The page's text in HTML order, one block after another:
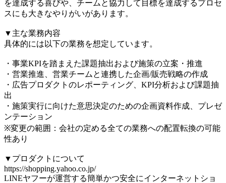
を達成する喜びや、チームと協力して目標を達成するプロセ
スにも大きなやりがいがあります。
▼主な業務内容
具体的には以下の業務を想定しています。
・事業KPIを踏まえた課題抽出および施策の立案・推進
・営業推進、営業チームと連携した企画/販売戦略の作成
・広告プロダクトのレポーティング、KPI分析および課題抽
出
・施策実行に向けた意思決定のための企画資料作成、プレゼ
ンテーション
※変更の範囲：会社の定める全ての業務への配置転換の可能
性あり
▼プロダクトについて
https://shopping.yahoo.co.jp/
LINEヤフーが運営する簡単かつ安全にインターネットショ